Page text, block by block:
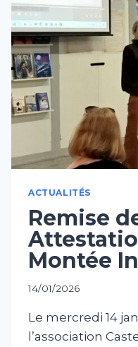
ACTUALITÉS
Remise
Montée
14/01/2026
Le mercredi 14
l’association